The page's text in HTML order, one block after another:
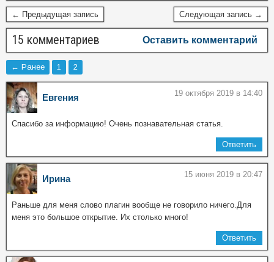
← Предыдущая запись Следующая запись →
15 комментариев Оставить комментарий
← Ранее 1 2
Евгения 19 октября 2019 в 14:40
Спасибо за информацию! Очень познавательная статья.
Ответить
Ирина 15 июня 2019 в 20:47
Раньше для меня слово плагин вообще не говорило ничего.Для
меня это большое открытие. Их столько много!
Ответить